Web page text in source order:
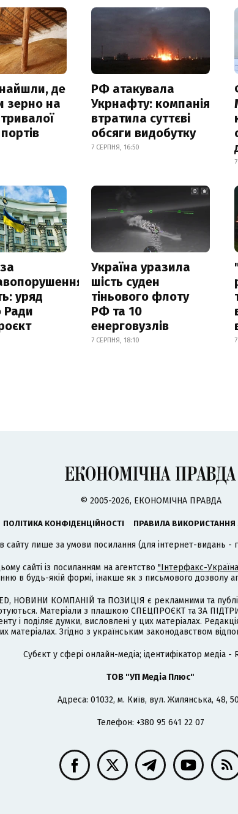
де
зерно на
РФ атакувала
Укрнафту: компанія
втратила суттєві
обсяги видобутку
7 СЕРПНЯ, 16:50
уряд
Ради
Україна уразила
шість суден
тіньового флоту
РФ та 10
енерговузлів
7 СЕРПНЯ, 18:10
© 2005-2026, ЕКОНОМІЧНА ПРАВДА
ПОЛІТИКА КОНФІДЕНЦІЙНОСТІ ПРАВИЛА ВИКОРИСТАННЯ
сайту лише за умови посилання (для інтернет-видань -
сайті із посиланням на агентство "Інтерфакс-
в будь-якій формі, інакше як з письмового дозволу
НОВИНИ КОМПАНІЙ та ПОЗИЦІЯ є рекламними та
Матеріали з плашкою СПЕЦПРОЄКТ та ЗА
і поділяє думки, висловлені у цих матеріалах.
Згідно з українським законодавством
Cубєкт у сфері онлайн-медіа; ідентифікатор медіа -
ТОВ "УП Медіа Плюс"
Адреса: 01032, м. Київ, вул. Жилянська, 48,
Телефон: +380 95 641 22 07